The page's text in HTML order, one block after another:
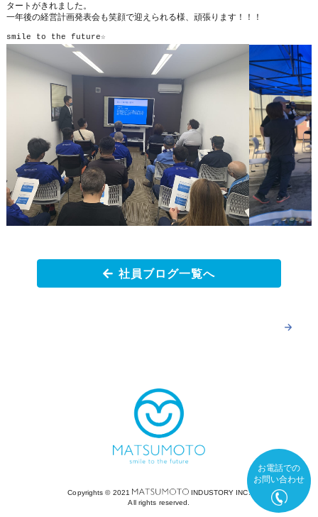
タートがきれました。
一年後の経営計画発表会も笑顔で迎えられる様、頑張ります！！！
社員ブログ一覧へ
Copyrights ©︎ 2021
INDUSTORY INC.
All rights reserved.
お電話での
お問い合わせ